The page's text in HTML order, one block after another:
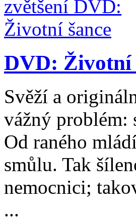
DVD: Životní
Svěží a
vážný problém:
Od raného
smůlu. Tak
nemocnici;
...